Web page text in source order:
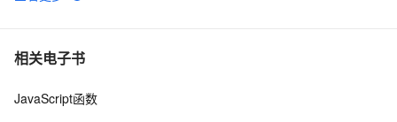
相关电子书
JavaScript函数